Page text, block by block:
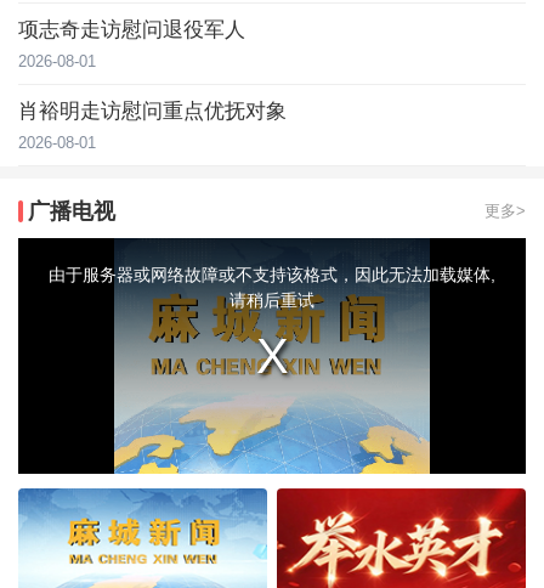
项志奇走访慰问退役军人
2026-08-01
肖裕明走访慰问重点优抚对象
2026-08-01
广播电视 更多>
modal由于服务器或网络故障或不支持该格式，因此无法加载媒体,
请稍后重试